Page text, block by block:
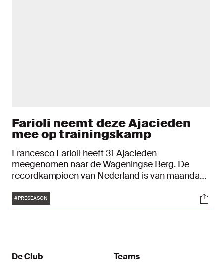
Farioli neemt deze Ajacieden
mee op trainingskamp
Francesco Farioli heeft 31 Ajacieden
meegenomen naar de Wageningse Berg. De
recordkampioen van Nederland is van maandag
in eigen land. Het trainingskamp dient als
voorbereiding op seizoen 2024/2025. Die start
Tags
#PRESEASON
De Club
Teams